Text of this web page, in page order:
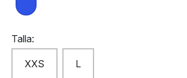
Talla:
XXS L